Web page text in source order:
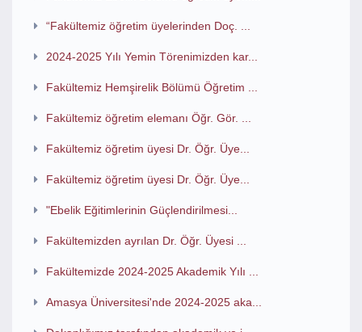
“Fakültemiz öğretim üyelerinden Doç. ...
2024-2025 Yılı Yemin Törenimizden kar...
Fakültemiz Hemşirelik Bölümü Öğretim ...
Fakültemiz öğretim elemanı Öğr. Gör. ...
Fakültemiz öğretim üyesi Dr. Öğr. Üye...
Fakültemiz öğretim üyesi Dr. Öğr. Üye...
"Ebelik Eğitimlerinin Güçlendirilmesi...
Fakültemizden ayrılan Dr. Öğr. Üyesi ...
Fakültemizde 2024-2025 Akademik Yılı ...
Amasya Üniversitesi'nde 2024-2025 aka...